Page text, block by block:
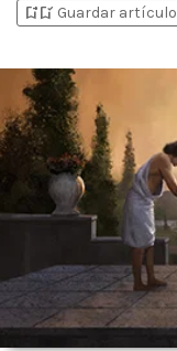
bookmark_addbookmark_added Guardar artículo